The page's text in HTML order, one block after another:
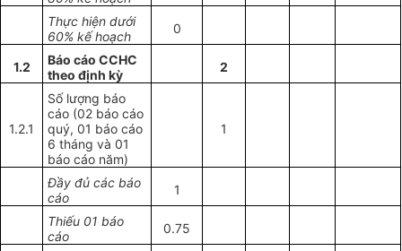
Thực hiện dưới
60% kế hoạch
0
1.2
Báo cáo CCHC
theo định kỳ
2
1.2.1
Số lượng báo
cáo (02 báo cáo
quý, 01 báo cáo
6 tháng và 01
báo cáo năm)
1
Đầy đủ các báo
cáo
1
Thiếu 01 báo
cáo
0.75